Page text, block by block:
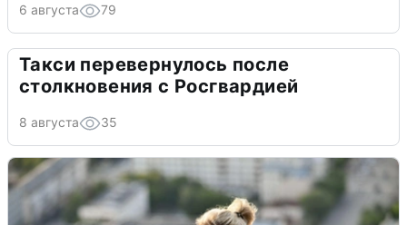
6 августа 79
Такси перевернулось после
столкновения с Росгвардией
8 августа 35